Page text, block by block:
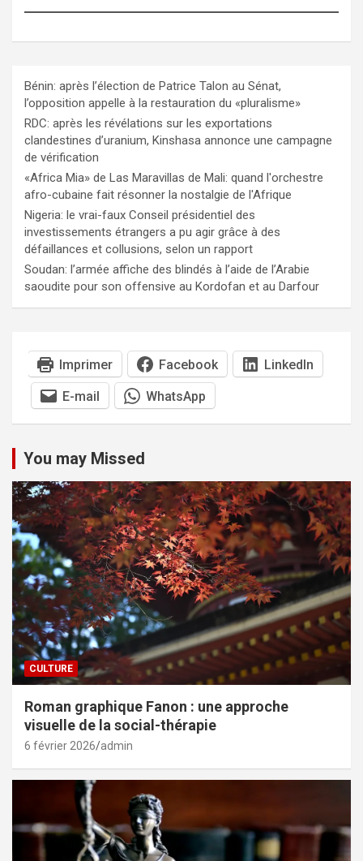
Bénin: après l’élection de Patrice Talon au Sénat,
l’opposition appelle à la restauration du «pluralisme»
RDC: après les révélations sur les exportations
clandestines d’uranium, Kinshasa annonce une campagne
de vérification
«Africa Mia» de Las Maravillas de Mali: quand l'orchestre
afro-cubaine fait résonner la nostalgie de l'Afrique
Nigeria: le vrai-faux Conseil présidentiel des
investissements étrangers a pu agir grâce à des
défaillances et collusions, selon un rapport
Soudan: l’armée affiche des blindés à l’aide de l’Arabie
saoudite pour son offensive au Kordofan et au Darfour
Imprimer Facebook LinkedIn
E-mail WhatsApp
You may Missed
CULTURE
Roman graphique Fanon : une approche
visuelle de la social-thérapie
6 février 2026 admin